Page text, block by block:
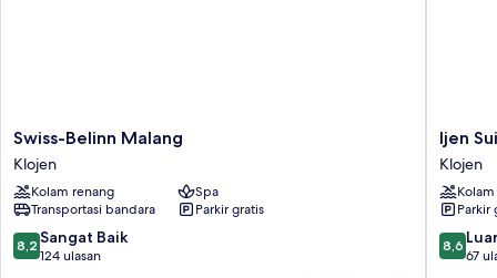
Swiss-
Belinn
Malang
Klojen
Swiss-Belinn Malang
Klojen
Kolam renang
Spa
Transportasi bandara
Parkir gratis
8.2
dari
8,2 Sangat Baik
124 ulasan
Ijen
Suites
Hotel
Klojen
Ijen
Klojen
Parkir
8.6
dari
8,6
67